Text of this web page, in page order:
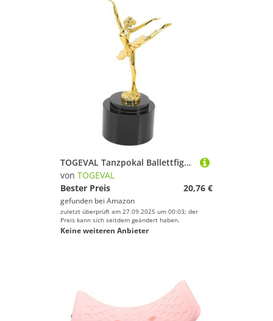
TOGEVAL Tanzpokal Ballettfigur Tanzwettbewerb Auszeichnung Balletttänzerin Statue Dekorativ für Mädchen Kindergarten und Schulveranstaltungen
von TOGEVAL
Bester Preis
20,76 €
gefunden bei Amazon
zuletzt überprüft am 27.09.2025 um 00:03; der
Preis kann sich seitdem geändert haben.
Keine weiteren Anbieter